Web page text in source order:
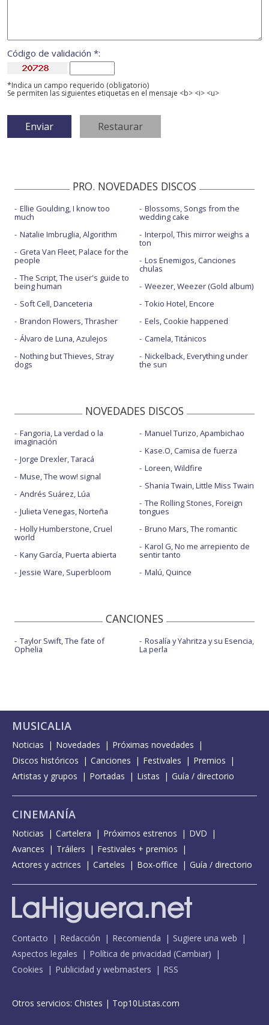
Código de validación *:
*Indica un campo requerido (obligatorio)
Se permiten las siguientes etiquetas en el mensaje <b> <i> <u>
PRO. NOVEDADES DISCOS
Ellie Goulding, I know too
much
Natalie Imbruglia, Algorithm
Greta Van Fleet, Palace for the
people
The Script, The user's guide to
being human
Soft Cell, Danceteria
Brandon Flowers, Thrasher
Álvaro de Luna, Azulejos
Nothing but Thieves, Stray
dogs
Blossoms, Songs from the
wedding cake
Interpol, This mirror weighs a
ton
Los Enemigos, Canciones
chulas
Weezer, Weezer (Gold album)
Tokio Hotel, Encore
Eels, Cookie happened
Camela, Titánicos
Nickelback, Everything under
the sun
NOVEDADES DISCOS
Fangoria, La verdad o la
imaginación
Jorge Drexler, Taracá
Muse, The wow! signal
Andrés Suárez, Lúa
Julieta Venegas, Norteña
Holly Humberstone, Cruel
world
Kany García, Puerta abierta
Jessie Ware, Superbloom
Manuel Turizo, Apambichao
Kase.O, Camisa de fuerza
Loreen, Wildfire
Shania Twain, Little Miss Twain
The Rolling Stones, Foreign
tongues
Bruno Mars, The romantic
Karol G, No me arrepiento de
sentir tanto
Malú, Quince
CANCIONES
Taylor Swift, The fate of
Ophelia
Rosalía y Yahritza y su Esencia,
La perla
MUSICALIA
Noticias Novedades
Próximas novedades
Discos históricos
Canciones Festivales
Premios
Artistas y grupos
Portadas Listas Guía / directorio
CINEMANÍA
Noticias Cartelera Próximos estrenos
DVD
Avances
Tráilers
Festivales + premios
Actores y actrices
Carteles Box-office Guía / directorio
Contacto Redacción Recomienda
Sugiere una web
Aspectos legales
Política de privacidad (Cambiar)
Cookies
Publicidad y webmasters RSS
Otros servicios: Chistes | Top10Listas.com